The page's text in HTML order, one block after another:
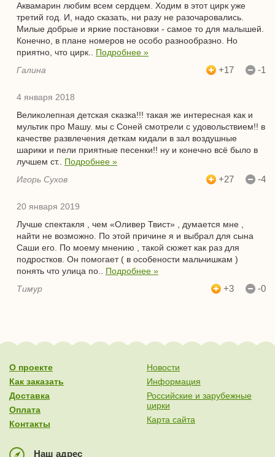
Аквамарин любим всем сердцем. Ходим в этот цирк уже
третий год. И, надо сказать, ни разу не разочаровались.
Милые добрые и яркие постановки - самое то для малышей.
Конечно, в плане номеров не особо разнообразно. Но
приятно, что цирк.. Подробнее »
Галина
+17 -1
4 января 2018
Великолепная детская сказка!!! такая же интересная как и
мультик про Машу. мы с Соней смотрели с удовольствием!! в
качестве развлечения деткам кидали в зал воздушные
шарики и пели приятные песенки!! ну и конечно всё было в
лучшем ст.. Подробнее »
Игорь Сухов
+27 -4
20 января 2019
Лучше спектакля , чем «Оливер Твист» , думается мне ,
найти не возможно. По этой причине я и выбрал для сына
Саши его. По моему мнению , такой сюжет как раз для
подростков. Он помогает ( в особености мальчишкам )
понять что улица по.. Подробнее »
Тимур
+3 -0
О проекте
Как заказать
Доставка
Оплата
Контакты
Новости
Информация
Российские и зарубежные
цирки
Карта сайта
Наш адрес